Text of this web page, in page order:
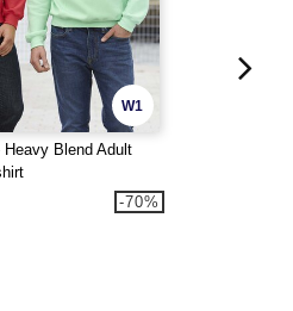
W1
Blend Adult
-70%